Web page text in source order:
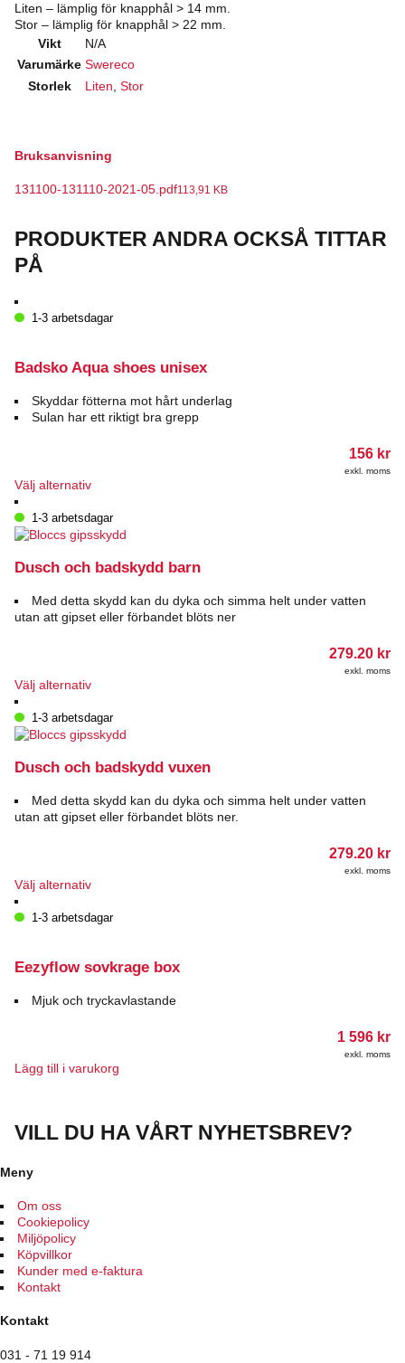
Liten – lämplig för knapphål > 14 mm.
Stor – lämplig för knapphål > 22 mm.
Vikt
N/A
Varumärke Swereco
Storlek
Liten Stor
Bruksanvisning
131100-131110-2021-05.pdf113,91 KB
PRODUKTER ANDRA OCKSÅ TITTAR
PÅ
1-3 arbetsdagar
Badsko Aqua shoes unisex
Skyddar fötterna mot hårt underlag
Sulan har ett riktigt bra grepp
156 kr
exkl. moms
Välj alternativDen
produkten
har
varianter.
olika
alternativen
produktsidan
1-3 arbetsdagar
Dusch och badskydd barn
Med detta skydd kan du dyka och simma helt under vatten
utan att gipset eller förbandet blöts ner
279.20 kr
exkl. moms
Välj alternativDen
produkten
har
varianter.
olika
alternativen
produktsidan
1-3 arbetsdagar
Dusch och badskydd vuxen
Med detta skydd kan du dyka och simma helt under vatten
utan att gipset eller förbandet blöts ner.
279.20 kr
exkl. moms
Välj alternativDen
produkten
varianter.
olika
på
produktsidan
1-3 arbetsdagar
Eezyflow sovkrage box
Mjuk och tryckavlastande
1 596 kr
exkl. moms
Lägg till i varukorg
VILL DU HA VÅRT NYHETSBREV?
Meny
Om oss
Cookiepolicy
Miljöpolicy
Köpvillkor
Kunder med e-faktura
Kontakt
Kontakt
031 - 71 19 914